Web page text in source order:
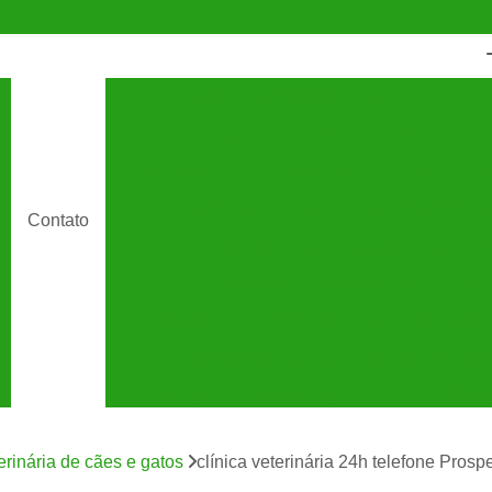
Contato
Clínica Veterinária Especializada em Cães
de cães e gatos clínica veterinária 24h telefone